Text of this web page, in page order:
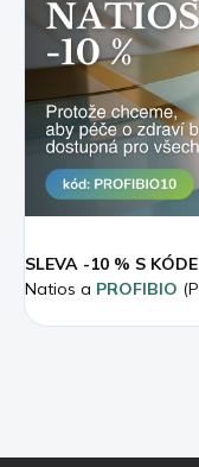
SLEVA -10 % S
Natios a PROFIBIO